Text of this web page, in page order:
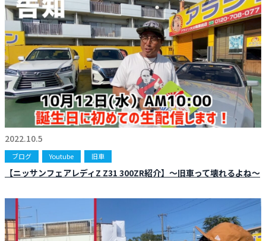
2022.10.5
ブログ Youtube 旧車
【ニッサンフェアレディZ Z31 300ZR紹介】〜旧車って壊れるよね〜